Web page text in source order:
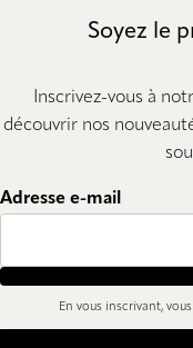
Soyez le
Inscrivez-vous à
découvrir nos
Adresse e-mail
En vous inscrivant,